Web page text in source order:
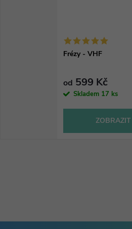
Frézy - VHF
od 599 Kč
Skladem 17 ks
ZOBRAZIT